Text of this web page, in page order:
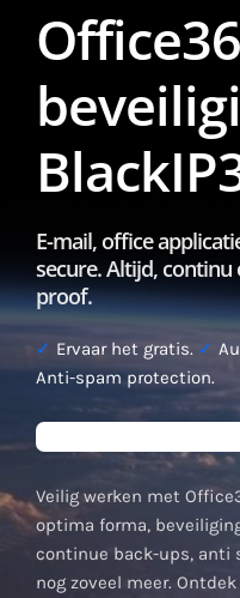
E-mail, office
secure. Altijd,
proof.
✓ Ervaar het gratis. ✓
Anti-spam protection.
Veilig werken met
optima forma,
continue back-ups, anti
nog zoveel meer.